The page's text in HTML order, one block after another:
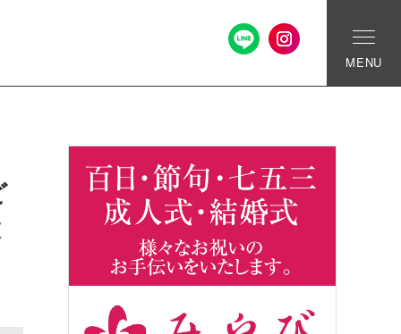
MENU